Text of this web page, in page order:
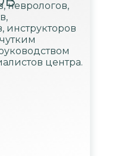
неврологов,
инструкторов
центра.